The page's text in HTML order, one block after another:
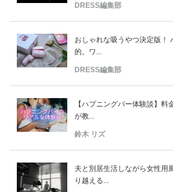
DRESS編集部
おしゃれな吸うやつ決定版！
的。ワ...
DRESS編集部
【ハプニングバー体験談】
が教...
鈴木 リズ
夫と別居生活しながら女性用
り越える...